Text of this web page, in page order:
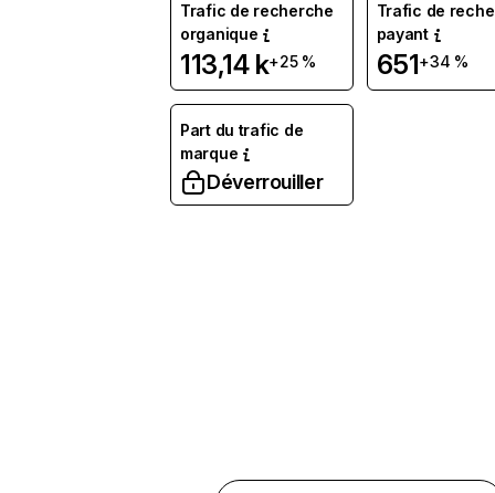
Trafic de recherche
organique
113,14 k+25 %
Trafic de
payant
651+34 %
Part du trafic de
marque
Déverrouiller